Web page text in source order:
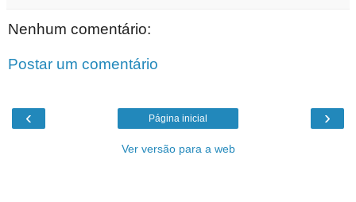
Nenhum comentário:
Postar um comentário
‹ ›
Página inicial
Ver versão para a web